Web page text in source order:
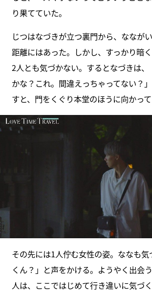
り果てていた。
じつはなづきが立つ裏門から、ななが
距離にはあった。しかし、すっかり暗
2人とも気づかない。するとなづきは、
かな？これ。間違えっちゃってない？
すと、門をくぐり本堂のほうに向かって
その先には1人佇む女性の姿。ななも気
くん？」と声をかける。ようやく出会
人は、ここではじめて行き違いに気づ